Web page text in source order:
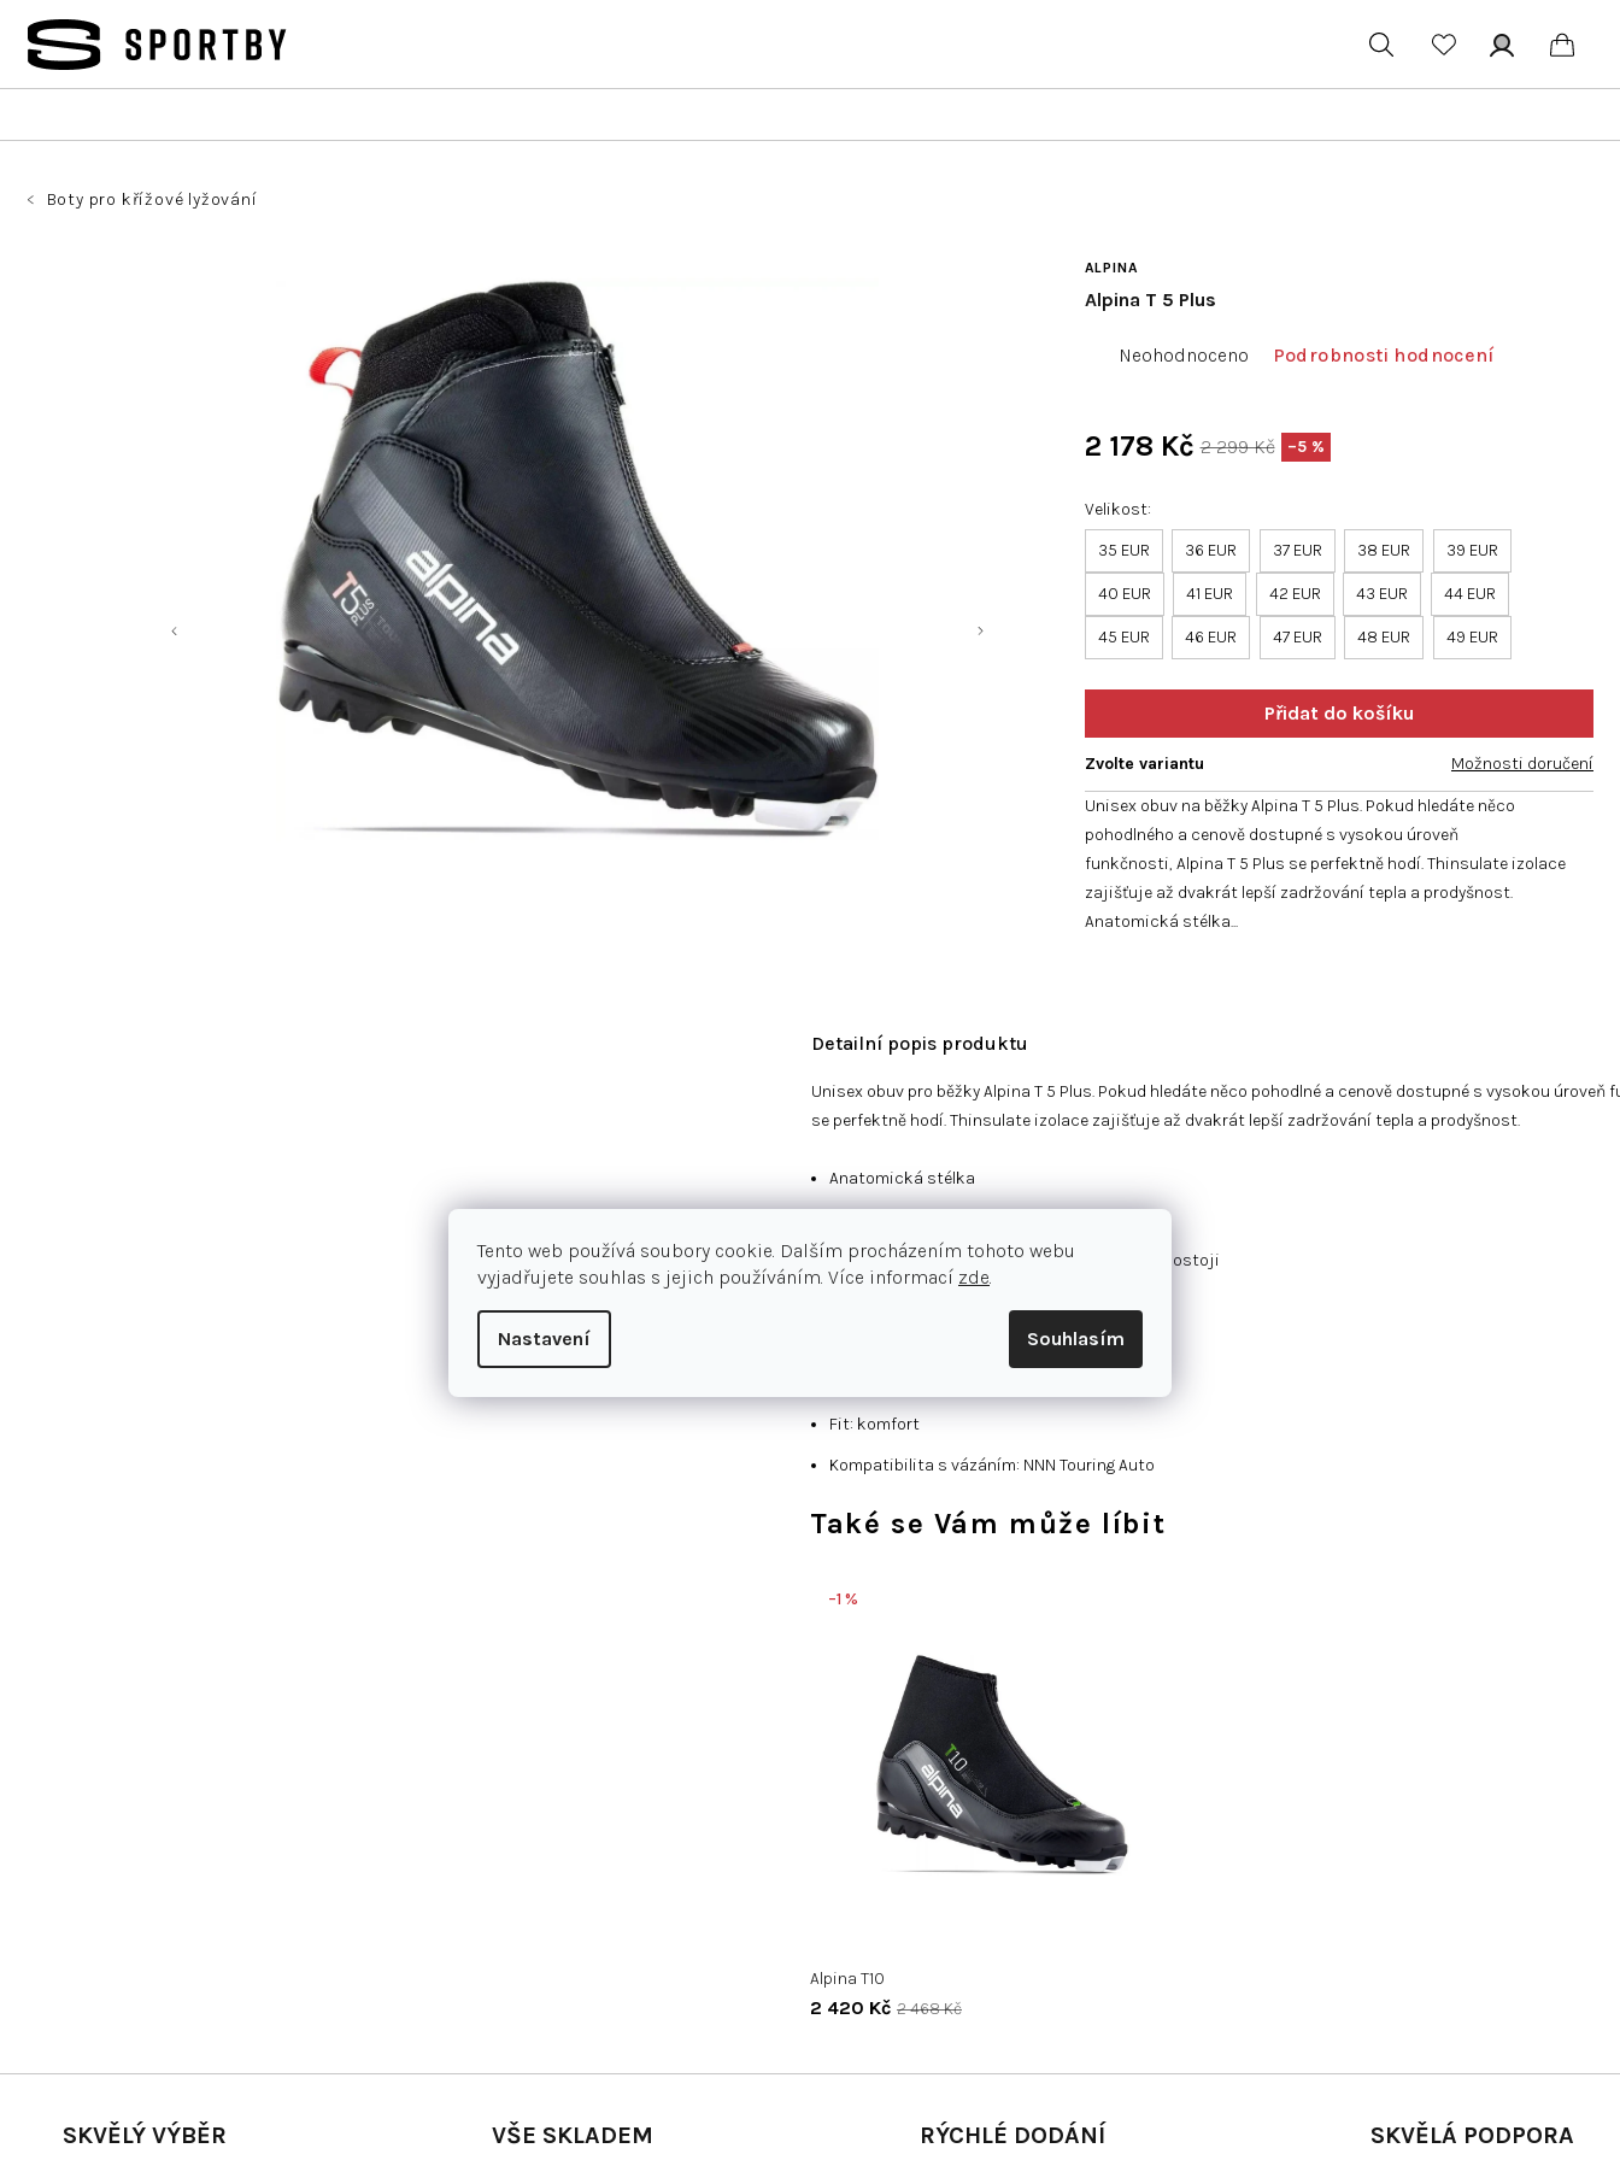
Tento web používá soubory cookie. Dalším procházením tohoto webu
vyjadřujete souhlas s jejich používáním. Více informací zde
Nastavení Souhlasím
obsah
košík
Boty pro křížové lyžování
ALPINA
Alpina T 5 Plus
hodnocení
0,0
5
hvězdiček.
Neohodnoceno Podrobnosti hodnocení
Unisex obuv na běžky Alpina T 5 Plus. Pokud hledáte něco
pohodlného a cenově dostupné s vysokou úroveň
funkčnosti, Alpina T 5 Plus se perfektně hodí. Thinsulate izolace
zajišťuje až dvakrát lepší zadržování tepla a prodyšnost.
Anatomická stélka...
Velikost
35 EUR
36 EUR 37 EUR 38 EUR 39 EUR
40 EUR 41 EUR 42 EUR 43 EUR 44 EUR
45 EUR 46 EUR 47 EUR 48 EUR 49 EUR
2 299 Kč –5 %
2 178 Kč
Zvolte variantu Možnosti doručení
SKVĚLÝ VÝBĚR VŠE SKLADEM RÝCHLÉ DODÁNÍ SKVĚLÁ PODPORA
Detailní popis produktu
Unisex obuv pro běžky Alpina T 5 Plus. Pokud hledáte něco pohodlné a cenově dostupné s vysokou úroveň
se perfektně hodí.Thinsulate izolace zajišťuje až dvakrát lepší zadržování tepla a prodyšnost.
Anatomická stélka
E rgonomická podešev zlepší vaši
stabilitu v postoji
Fit: komfort
Kompatibilita s vázáním: NNN Touring Auto
Také se Vám může líbit
–1 %
Alpina T10
2 420 Kč 2 468 Kč